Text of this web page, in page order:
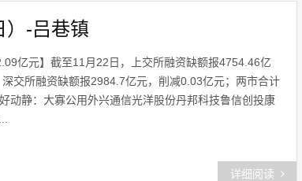
）-吕巷镇
亿元】截至11月22日，上交所融资缺额报4754.46亿
交所融资缺额报2984.7亿元，削减0.03亿元；两市合计
动静：大寡公用外兴通信光洋股份丹邦科技鲁信创投康
详细阅读